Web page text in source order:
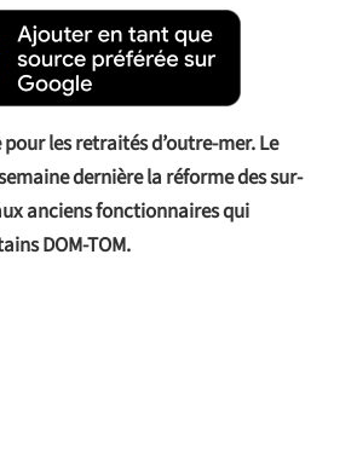
les retraités d’outre-mer. Le
dernière la réforme des sur-
anciens fonctionnaires qui
DOM-TOM.